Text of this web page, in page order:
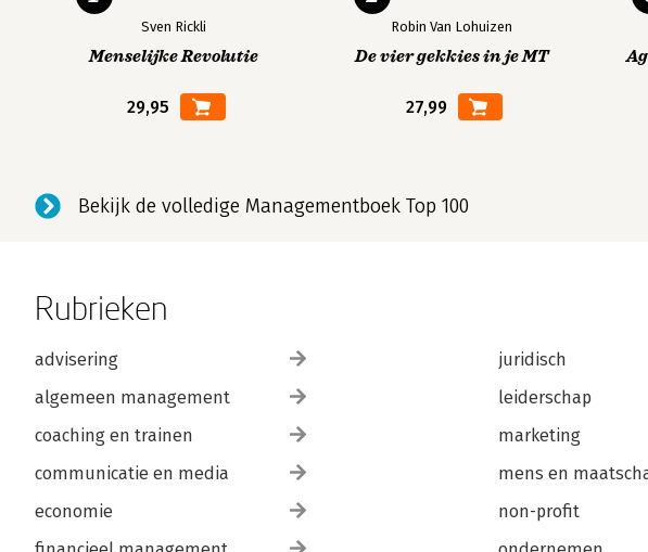
Sven Rickli
Menselijke Revolutie
29,95
Robin Van Lohuizen
De vier gekkies in je MT
27,99
Bekijk de volledige Managementboek Top 100
Rubrieken
advisering
algemeen management
coaching en trainen
communicatie en media
economie
juridisch
leiderschap
marketing
mens en
non-profit